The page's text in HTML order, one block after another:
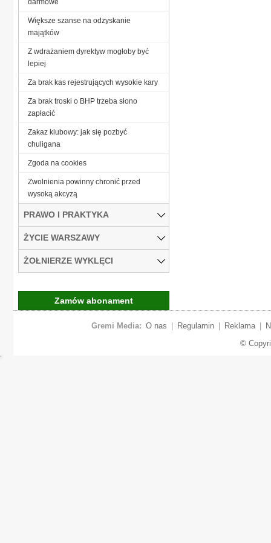
Większe szanse na odzyskanie
majątków
Z wdrażaniem dyrektyw mogłoby być
lepiej
Za brak kas rejestrujących wysokie kary
Za brak troski o BHP trzeba słono
zapłacić
Zakaz klubowy: jak się pozbyć
chuligana
Zgoda na cookies
Zwolnienia powinny chronić przed
wysoką akcyzą
PRAWO I PRAKTYKA
ŻYCIE WARSZAWY
ŻOŁNIERZE WYKLĘCI
Zamów abonament
Gremi Media: O nas Regulamin Reklama
©